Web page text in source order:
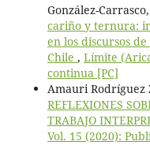
González-
cariño y ternura:
en los discursos
Chile , Límite
continua [PC]
Amauri Rodríguez
REFLEXIONES
TRABAJO
Vol. 15 (2020):